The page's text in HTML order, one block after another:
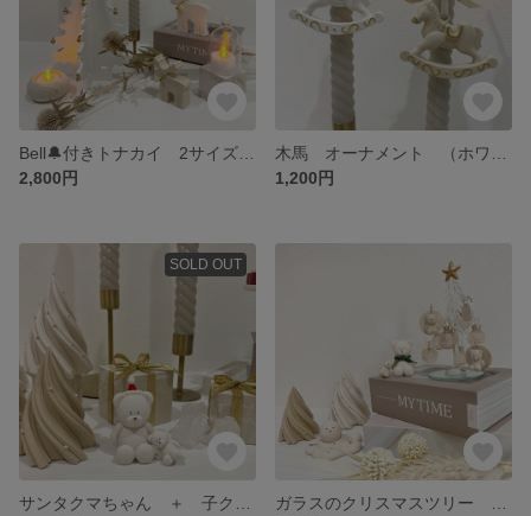
2,800円
1,200円
SOLD OUT